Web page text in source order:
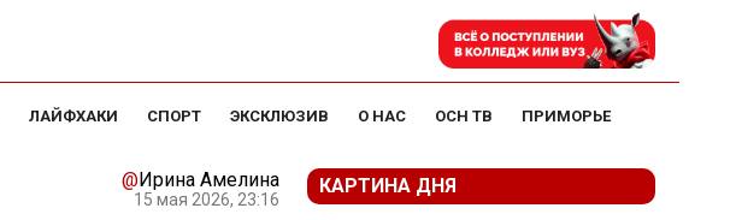
ЛАЙФХАКИ СПОРТ ЭКСКЛЮЗИВ О НАС ОСН ТВ ПРИМОРЬЕ
@Ирина Амелина
15 мая 2026, 23:16
КАРТИНА ДНЯ